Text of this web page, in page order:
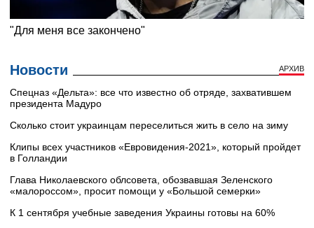
Новости АРХИВ
Cпецназ «Дельта»: все что известно об отряде, захватившем
президента Мадуро
Сколько стоит украинцам переселиться жить в село на зиму
Клипы всех участников «Евровидения-2021», который пройдет
в Голландии
Глава Николаевского облсовета, обозвавшая Зеленского
«малороссом», просит помощи у «Большой семерки»
К 1 сентября учебные заведения Украины готовы на 60%